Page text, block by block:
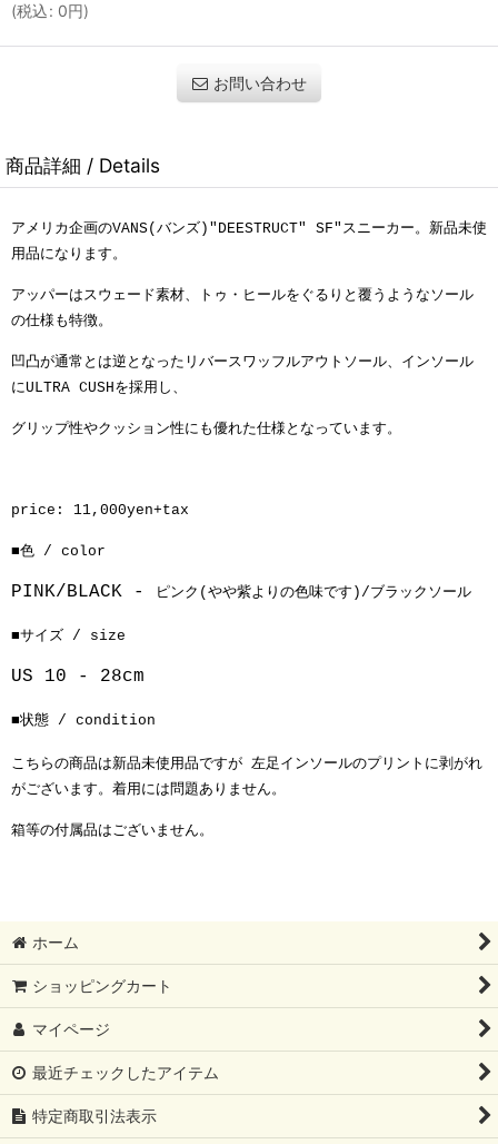
(税込: 0円)
お問い合わせ
商品詳細 / Details
アメリカ企画のVANS(バンズ)"DEESTRUCT" SF"スニーカー。新品未使
用品になります。
アッパーはスウェード素材、ト ゥ・ヒールをぐるりと覆うようなソール
の仕様も特徴。
凹凸が通常とは逆となったリバースワッフルアウトソール、 インソール
にULTRA CUSHを採用し、
グリップ性やクッション性にも優れた仕様となっています。
price: 11,000yen+tax
■色 / color
PINK/BLACK - ピンク(やや紫よりの色味です)/ブラックソール
■サイズ / size
US 10 - 28cm
■状態 / condition
こちらの商品は新品未使用品ですが 左足インソールのプリントに剥がれ
がございます。着用には問題ありません。
箱等の付属品はございません。
ホーム
ショッピングカート
マイページ
最近チェックしたアイテム
特定商取引法表示